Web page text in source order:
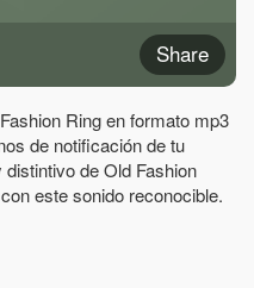
Share
Ring en formato mp3
de notificación de tu
de Old Fashion
este sonido reconocible.